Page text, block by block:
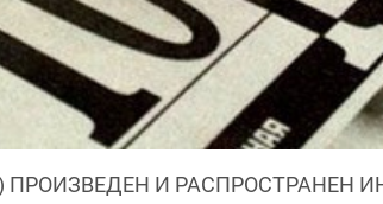
И РАСПРОСТРАНЕН